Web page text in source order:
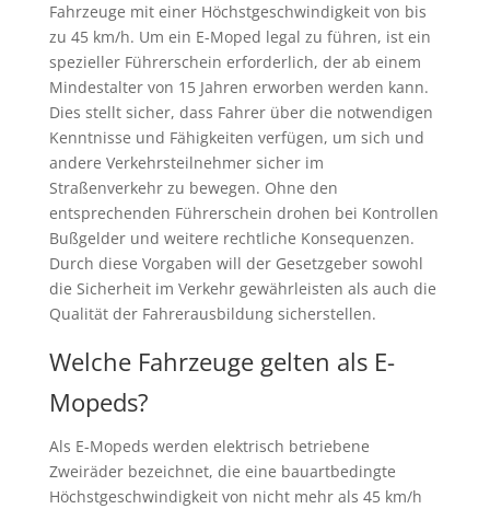
Fahrzeuge mit einer Höchstgeschwindigkeit von bis
zu 45 km/h. Um ein E-Moped legal zu führen, ist ein
spezieller Führerschein erforderlich, der ab einem
Mindestalter von 15 Jahren erworben werden kann.
Dies stellt sicher, dass Fahrer über die notwendigen
Kenntnisse und Fähigkeiten verfügen, um sich und
andere Verkehrsteilnehmer sicher im
Straßenverkehr zu bewegen. Ohne den
entsprechenden Führerschein drohen bei Kontrollen
Bußgelder und weitere rechtliche Konsequenzen.
Durch diese Vorgaben will der Gesetzgeber sowohl
die Sicherheit im Verkehr gewährleisten als auch die
Qualität der Fahrerausbildung sicherstellen.
Welche Fahrzeuge gelten als E-
Mopeds?
Als E-Mopeds werden elektrisch betriebene
Zweiräder bezeichnet, die eine bauartbedingte
Höchstgeschwindigkeit von nicht mehr als 45 km/h